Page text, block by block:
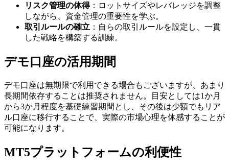
リスク管理の体得：ロットサイズやレバレッジを調整
しながら、資金管理の重要性を学ぶ。
取引ルールの確立 ：自らの取引ルールを設定し、一貫
した戦略を構築する訓練。
デモ口座の活用期間
デモ口座は無期限で利用できる場合もございますが、あまり
長期間依存することは推奨されません。目安としては1か月
から3か月程度を基礎練習期間とし、その後は少額でもリア
ル口座に移行することで、実際の市場心理を体感することが
可能になります。
MT5プラットフォームの利便性